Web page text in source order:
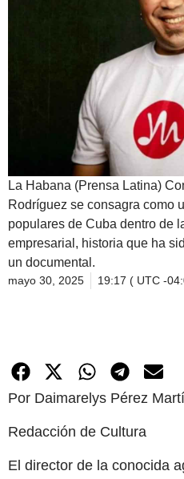
La Habana (Prensa Latina)
Rodríguez se consagra como
populares de Cuba dentro de
empresarial, historia que ha
un documental.
mayo 30, 2025 19:17 ( UTC -
Por Daimarelys Pérez
Redacción de Cultura
El director de la conocida